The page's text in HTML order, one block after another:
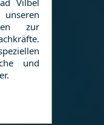
Vilbel
zur
und